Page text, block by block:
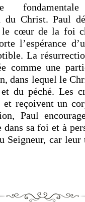
du Christ. Paul
cœur de la foi
l’espérance
La
comme une
dans lequel le
du péché. Les
et reçoivent un
Paul
dans sa foi et à
Seigneur, car leur